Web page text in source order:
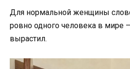
Для нормальной женщины
ровно одного человека в мире
вырастил.